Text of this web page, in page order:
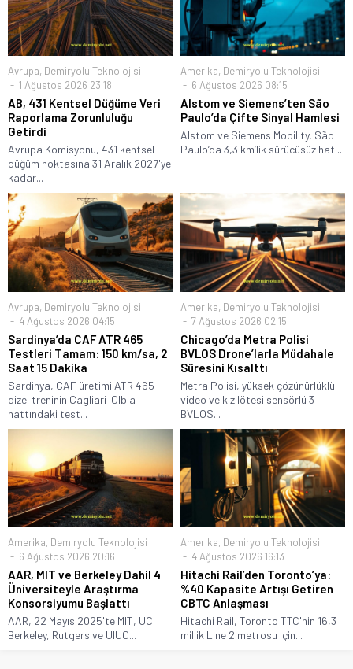
Avrupa, Demiryolu Teknolojisi
1 Ağustos 2026 23:18
AB, 431 Kentsel Düğüme Veri
Raporlama Zorunluluğu
Getirdi
Avrupa Komisyonu, 431 kentsel
düğüm noktasına 31 Aralık 2027'ye
kadar...
Amerika, Demiryolu Teknolojisi
6 Ağustos 2026 08:15
Alstom ve Siemens’ten São
Paulo’da Çifte Sinyal Hamlesi
Alstom ve Siemens Mobility, São
Paulo’da 3,3 km’lik sürücüsüz hat...
Avrupa, Demiryolu Teknolojisi
4 Ağustos 2026 04:15
Sardinya’da CAF ATR 465
Testleri Tamam: 150 km/sa, 2
Saat 15 Dakika
Sardinya, CAF üretimi ATR 465
dizel treninin Cagliari–Olbia
hattındaki test...
Amerika, Demiryolu Teknolojisi
7 Ağustos 2026 02:15
Chicago’da Metra Polisi
BVLOS Drone’larla Müdahale
Süresini Kısalttı
Metra Polisi, yüksek çözünürlüklü
video ve kızılötesi sensörlü 3
BVLOS...
Amerika, Demiryolu Teknolojisi
6 Ağustos 2026 20:16
AAR, MIT ve Berkeley Dahil 4
Üniversiteyle Araştırma
Konsorsiyumu Başlattı
AAR, 22 Mayıs 2025'te MIT, UC
Berkeley, Rutgers ve UIUC...
Amerika, Demiryolu Teknolojisi
4 Ağustos 2026 16:13
Hitachi Rail’den Toronto’ya:
%40 Kapasite Artışı Getiren
CBTC Anlaşması
Hitachi Rail, Toronto TTC'nin 16,3
millik Line 2 metrosu için...